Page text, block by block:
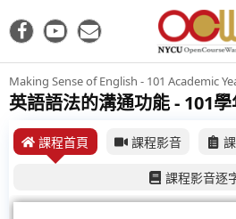
Making Sense of English - 101 Academic
英語語法的溝通功能 - 101
課程首頁 課程影音
課程影音逐